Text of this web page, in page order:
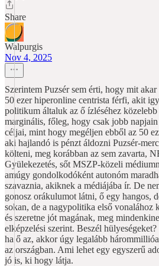
Share
Walpurgis
Nov 4, 2025
Szerintem Puzsér sem érti, hogy mit
50 ezer hiperonline centrista férfi, akit
politikum általuk az ő ízléséhez közelebb
marginális, főleg, hogy csak jobb
céljai, mint hogy megéljen ebből az 50
aki hajlandó is pénzt áldozni Puzsér-
költeni, meg korábban az sem zavarta,
Gyülekezetés, sőt MSZP-közeli
amúgy gondolkodóként autonóm
szavaznia, akiknek a médiájába ír. De
gonosz orákulumot látni, ő egy hangos,
sokan, de a nagypolitika első vonalához
és szeretne jót magának, meg
elképzelési szerint. Beszél
ha ő az, akkor úgy legalább
az országban. Ami lehet egy egyszerű
jó is, ki hogy látja.